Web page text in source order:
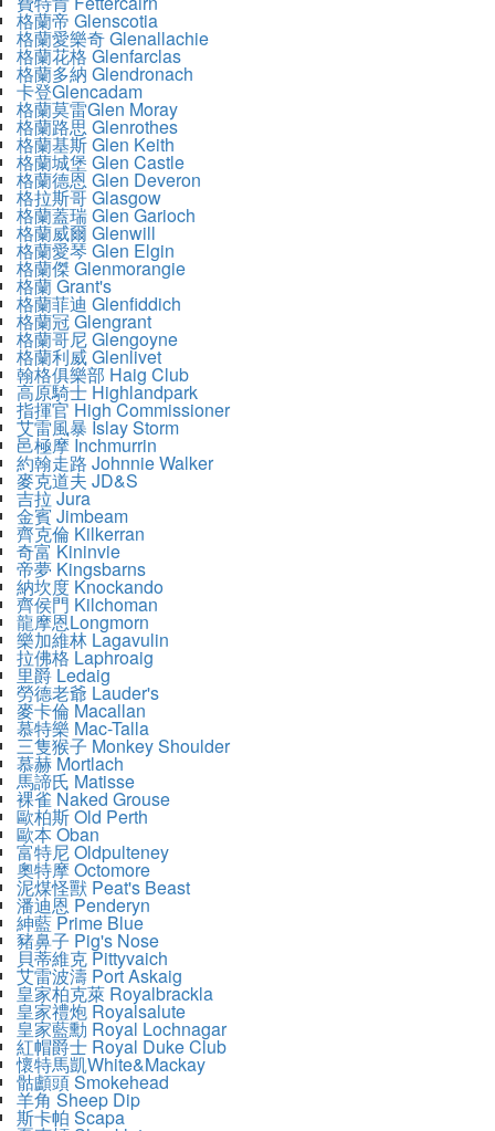
格蘭帝 Glenscotia
格蘭愛樂奇 Glenallachie
格蘭花格 Glenfarclas
格蘭多納 Glendronach
卡登Glencadam
格蘭莫雷Glen Moray
格蘭路思 Glenrothes
格蘭基斯 Glen Keith
格蘭城堡 Glen Castle
格蘭德恩 Glen Deveron
格拉斯哥 Glasgow
格蘭蓋瑞 Glen Garioch
格蘭威爾 Glenwill
格蘭愛琴 Glen Elgin
格蘭傑 Glenmorangie
格蘭 Grant's
格蘭菲迪 Glenfiddich
格蘭冠 Glengrant
格蘭哥尼 Glengoyne
格蘭利威 Glenlivet
翰格俱樂部 Haig Club
高原騎士 Highlandpark
指揮官 High Commissioner
艾雷風暴 Islay Storm
邑極摩 Inchmurrin
約翰走路 Johnnie Walker
麥克道夫 JD&S
吉拉 Jura
金賓 Jimbeam
齊克倫 Kilkerran
奇富 Kininvie
帝夢 Kingsbarns
納坎度 Knockando
齊侯門 Kilchoman
龍摩恩Longmorn
樂加維林 Lagavulin
拉佛格 Laphroaig
里爵 Ledaig
勞德老爺 Lauder's
麥卡倫 Macallan
慕特樂 Mac-Talla
三隻猴子 Monkey Shoulder
慕赫 Mortlach
馬諦氏 Matisse
裸雀 Naked Grouse
歐柏斯 Old Perth
歐本 Oban
富特尼 Oldpulteney
奧特摩 Octomore
泥煤怪獸 Peat's Beast
潘迪恩 Penderyn
紳藍 Prime Blue
豬鼻子 Pig's Nose
貝蒂維克 Pittyvaich
艾雷波濤 Port Askaig
皇家柏克萊 Royalbrackla
皇家禮炮 Royalsalute
皇家藍勳 Royal Lochnagar
紅帽爵士 Royal Duke Club
懷特馬凱White&Mackay
骷顱頭 Smokehead
羊角 Sheep Dip
斯卡帕 Scapa